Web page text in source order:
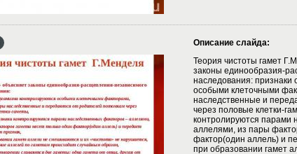
Описание слайда:
Теория чистоты гамет
законы единообразия-
наследования: признаки
особыми клеточными
наследственные и
через половые клетки-
контролируются парами
аллелями, из пары
фактор(один аллель) и
при образовании гамет